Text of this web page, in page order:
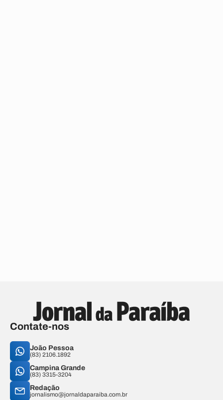
Contate-nos
João Pessoa
(83) 2106.1892
Campina Grande
(83) 3315-3204
Redação
jornalismo@jornaldaparaiba.com.br